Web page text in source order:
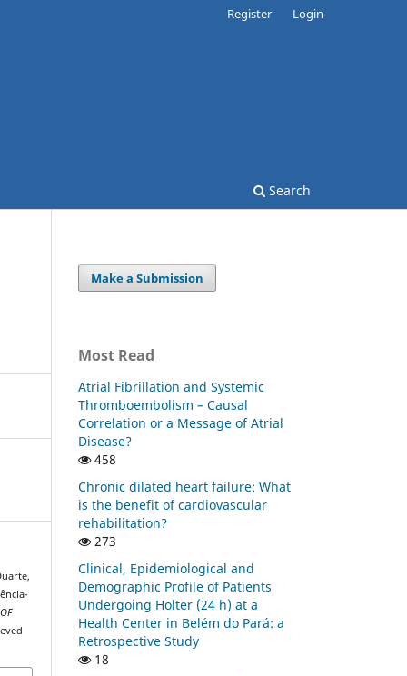
Search
Register Login
Make a Submission
Most Read
Atrial Fibrillation and Systemic
Thromboembolism – Causal
Correlation or a Message of Atrial
Disease?
458
Chronic dilated heart failure: What
is the benefit of cardiovascular
rehabilitation?
273
Clinical, Epidemiological and
Demographic Profile of Patients
Undergoing Holter (24 h) at a
Health Center in Belém do Pará: a
Retrospective Study
18